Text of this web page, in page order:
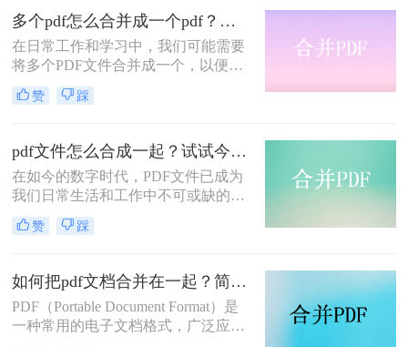
许多场合都得到了广泛应用。然而，
当我们需要整合多个PDF文件时，pdf
怎么合并就成了一个关键问题。本文
将介绍几种简单易懂的PDF合并方
法。
多个pdf怎么合并成一个pdf？分享合并pdf的三个方法！
在日常工作和学习中，我们可能需要
将多个PDF文件合并成一个，以便于
查阅、分享或存档。合并PDF文件的
过程相对简单，有多种方法可以实
呢？本文将介绍几种常用的方法，帮
助你轻松将多个PDF合并成一个。
赞 踩
pdf文件怎么合成一起？试试今天的方法！
在如今的数字时代，PDF文件已成为
我们日常生活和工作中不可或缺的一
部分。然而，当我们需要将多个PDF
文件合成为一个文件时，确实需要一
么合成一起呢？本文将为你介绍一简
单而有效的方法，帮助你完美整合多
个PDF文件。
赞 踩
如何把pdf文档合并在一起？简单易操作的二种方法！
PDF（Portable Document Format）是
一种常用的电子文档格式，广泛应用